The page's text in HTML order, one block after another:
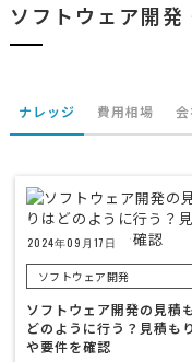
ソフトウェア開
ナレッジ 費用相場
2024年09月17日
ソフトウェア開発
ソフトウェア開発の見積
どのように行う？見積も
や要件を確認